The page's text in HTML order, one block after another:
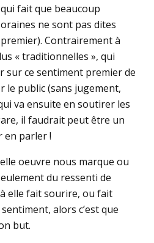
fait que beaucoup
ne sont pas dites
Contrairement à
« traditionnelles », qui
sur ce sentiment premier de
le public (sans jugement,
va ensuite en soutirer les
il faudrait peut être un
en parler !
oeuvre nous marque ou
du ressenti de
elle fait sourire, ou fait
alors c’est que
but.